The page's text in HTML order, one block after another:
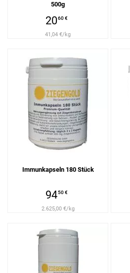
500g
2060 €
41,04 €/kg
Immunkapseln 180 Stück
9450 €
2.625,00 €/kg